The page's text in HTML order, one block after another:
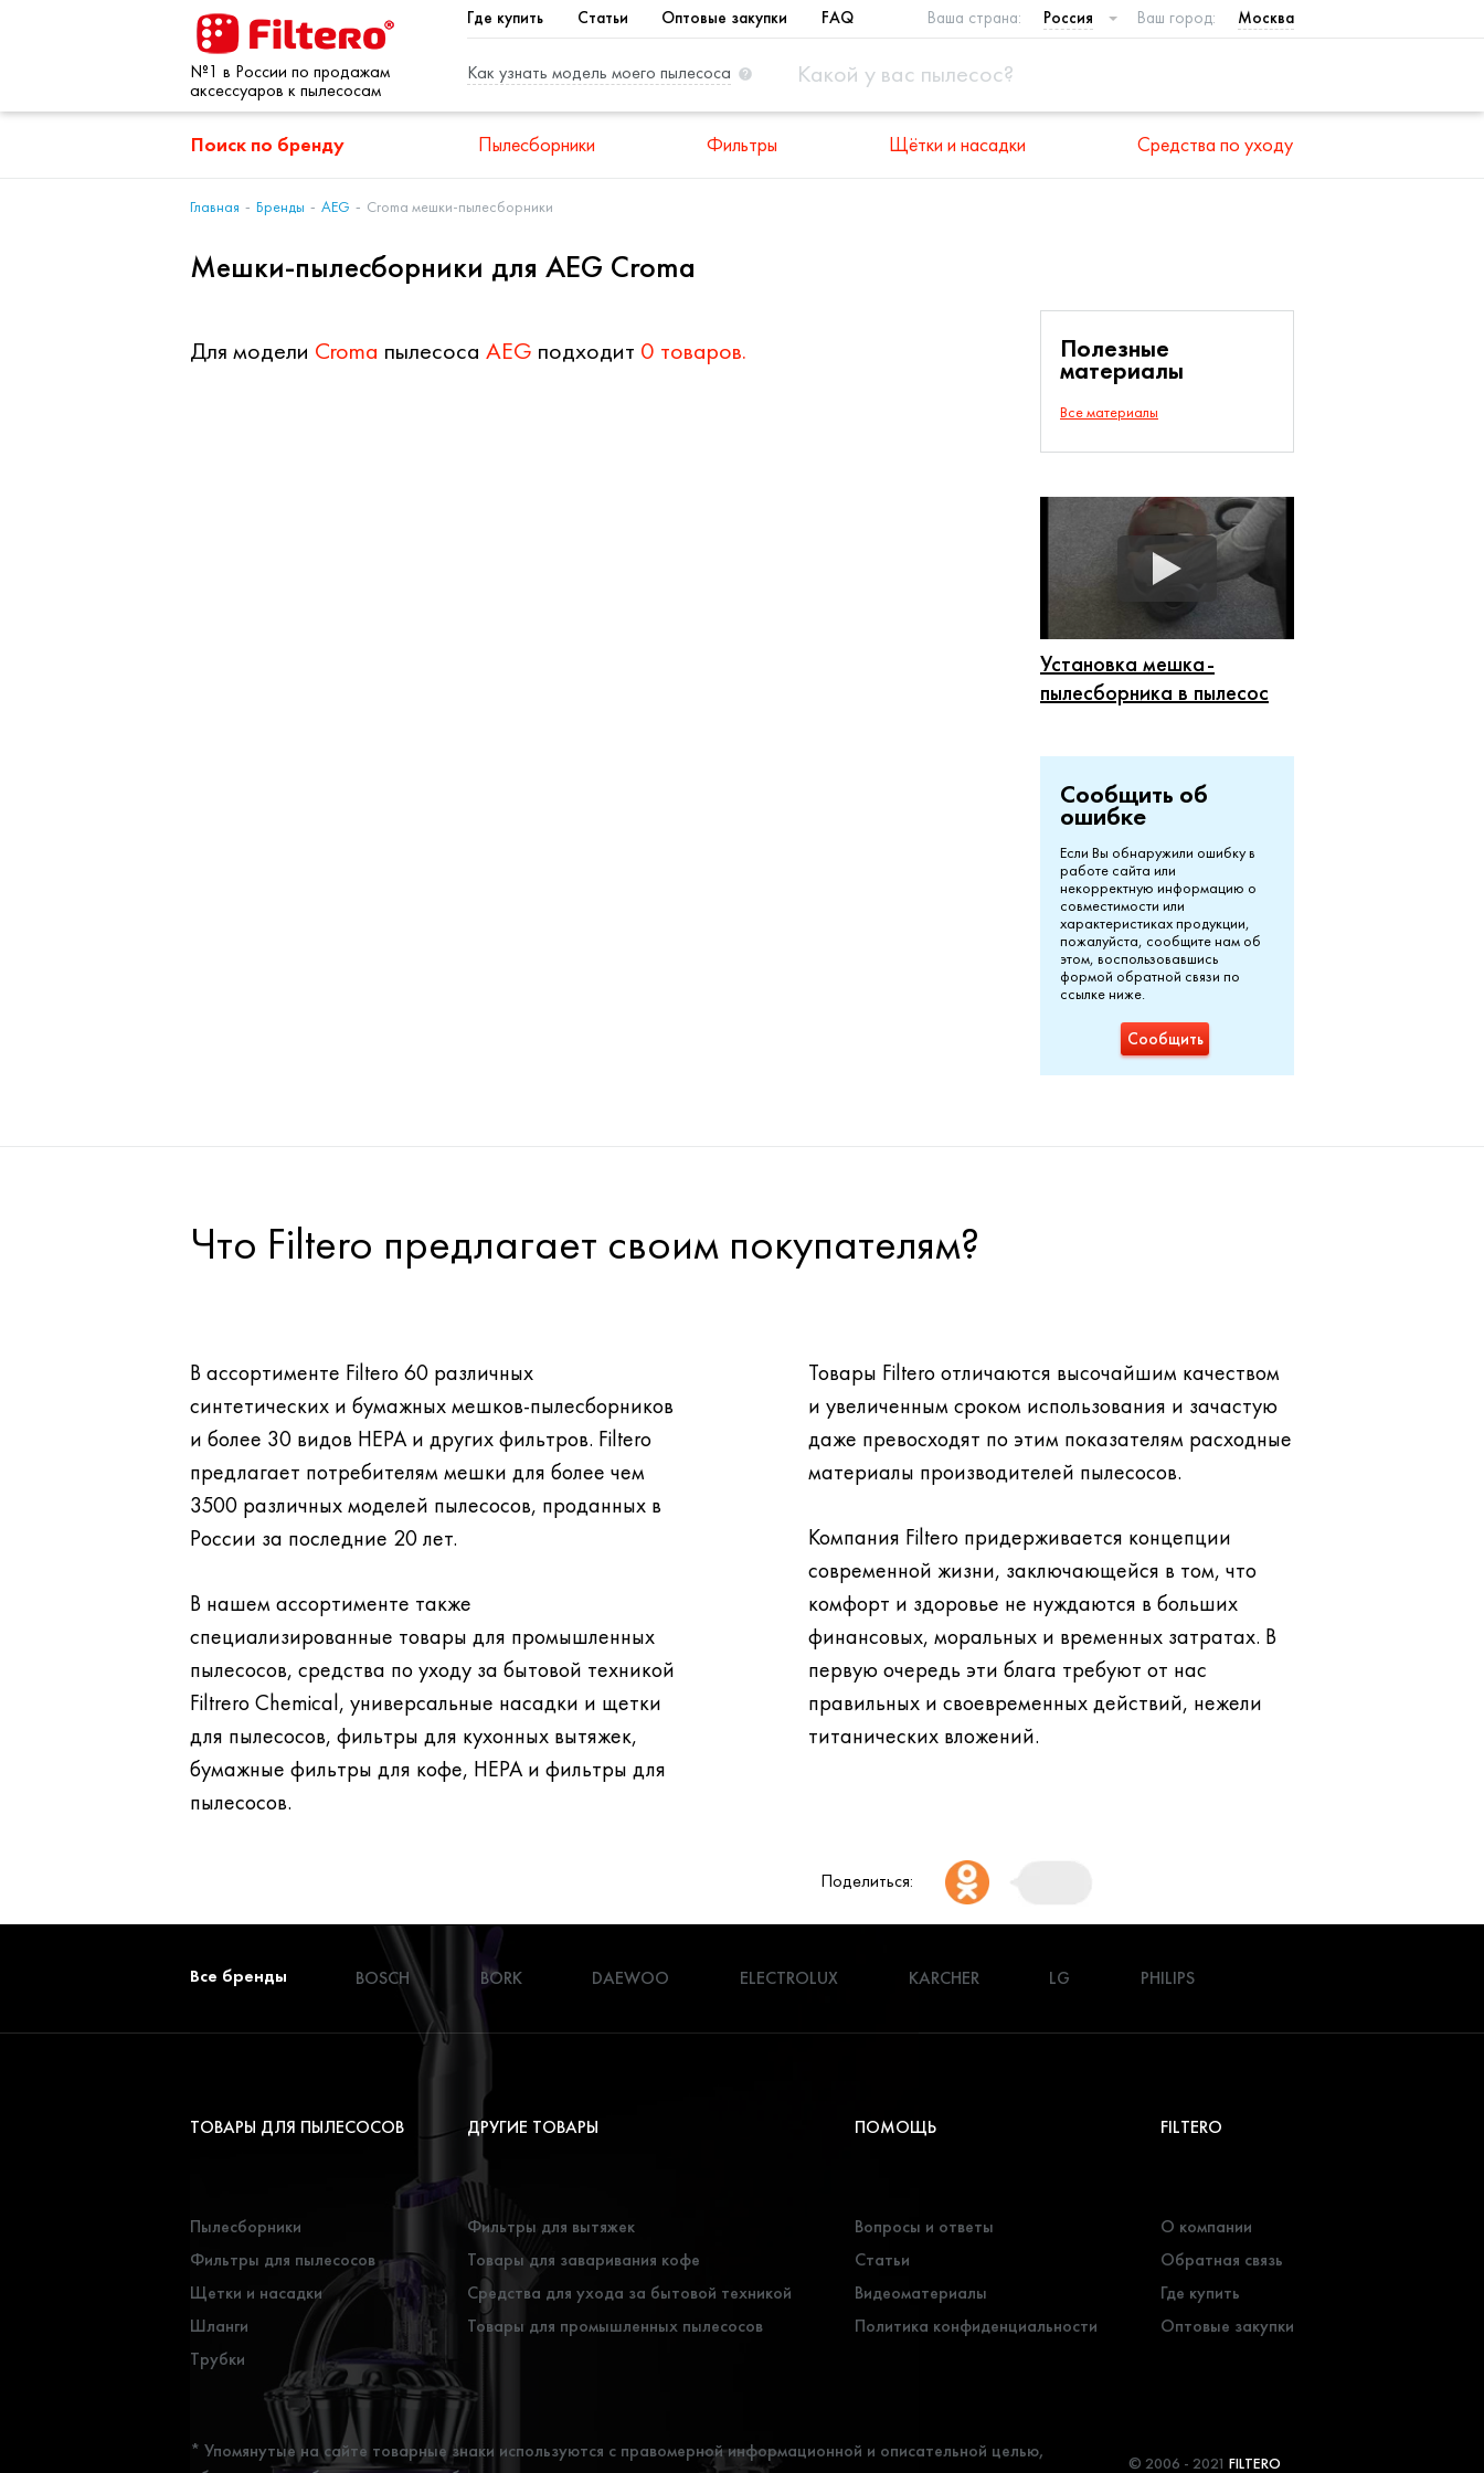
№1 в России по продажам
аксессуаров к пылесосам
Где купить Статьи Оптовые закупки FAQ Ваша страна: Россия Ваш город: Москва
Как узнать модель моего пылесоса
Поиск по бренду Пылесборники Фильтры Щётки и насадки Средства по уходу
Главная Бренды AEG Croma мешки-пылесборники
Мешки-пылесборники для AEG Croma
Полезные
материалы
Все материалы
Установка мешка-
пылесборника в пылесос
Сообщить об
ошибке
Если Вы обнаружили ошибку в
работе сайта или
некорректную информацию о
совместимости или
характеристиках продукции,
пожалуйста, сообщите нам об
этом, воспользовавшись
формой обратной связи по
ссылке ниже.
Сообщить
Для модели Croma пылесоса AEG подходит 0 товаров.
Что Filtero предлагает своим покупателям?
В ассортименте Filtero 60 различных
синтетических и бумажных мешков-пылесборников
и более 30 видов НЕРА и других фильтров. Filtero
предлагает потребителям мешки для более чем
3500 различных моделей пылесосов, проданных в
России за последние 20 лет.
В нашем ассортименте также
специализированные товары для промышленных
пылесосов, средства по уходу за бытовой техникой
Filtrero Chemical, универсальные насадки и щетки
для пылесосов, фильтры для кухонных вытяжек,
бумажные фильтры для кофе, HEPA и фильтры для
пылесосов.
Товары Filtero отличаются высочайшим качеством
и увеличенным сроком использования и зачастую
даже превосходят по этим показателям расходные
материалы производителей пылесосов.
Компания Filtero придерживается концепции
современной жизни, заключающейся в том, что
комфорт и здоровье не нуждаются в больших
финансовых, моральных и временных затратах. В
первую очередь эти блага требуют от нас
правильных и своевременных действий, нежели
титанических вложений.
Поделиться:
Все бренды BOSCH BORK DAEWOO ELECTROLUX KARCHER LG PHILIPS
ТОВАРЫ ДЛЯ ПЫЛЕСОСОВ
Пылесборники
Фильтры для пылесосов
Щетки и насадки
Шланги
Трубки
ДРУГИЕ ТОВАРЫ
Фильтры для вытяжек
Товары для заваривания кофе
Средства для ухода за бытовой техникой
Товары для промышленных пылесосов
ПОМОЩЬ
Вопросы и ответы
Статьи
Видеоматериалы
Политика конфиденциальности
FILTERO
О компании
Обратная связь
Где купить
Оптовые закупки
* Упомянутые на сайте товарные знаки используются с правомерной информационной и описательной целью,
© 2006 - 2021 FILTERO